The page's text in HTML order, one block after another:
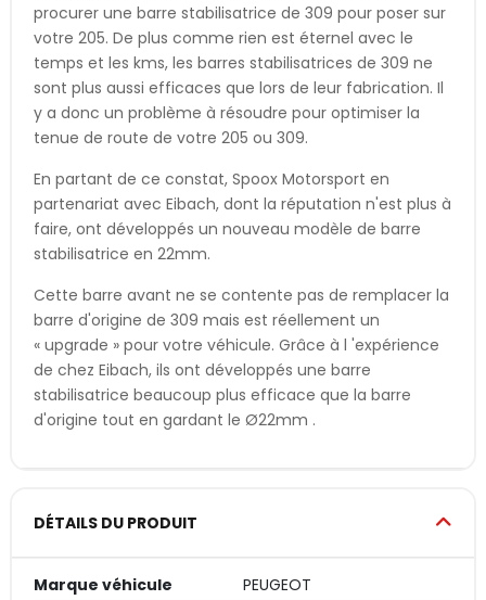
procurer une barre stabilisatrice de 309 pour poser sur
votre 205. De plus comme rien est éternel avec le
temps et les kms, les barres stabilisatrices de 309 ne
sont plus aussi efficaces que lors de leur fabrication. Il
y a donc un problème à résoudre pour optimiser la
tenue de route de votre 205 ou 309.
En partant de ce constat, Spoox Motorsport en
partenariat avec Eibach, dont la réputation n'est plus à
faire, ont développés un nouveau modèle de barre
stabilisatrice en 22mm.
Cette barre avant ne se contente pas de remplacer la
barre d'origine de 309 mais est réellement un
« upgrade » pour votre véhicule. Grâce à l 'expérience
de chez Eibach, ils ont développés une barre
stabilisatrice beaucoup plus efficace que la barre
d'origine tout en gardant le Ø22mm .
DÉTAILS DU PRODUIT
Marque véhicule
PEUGEOT